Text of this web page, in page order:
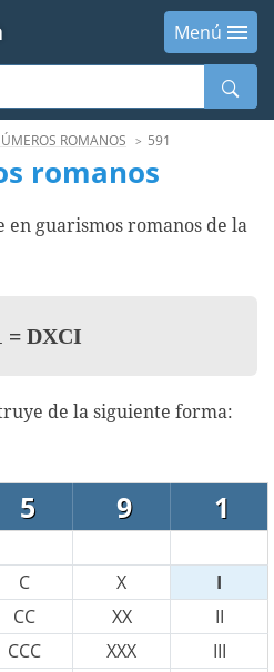
Menú
ROMANOS 591
romanos
en guarismos romanos de la
=DXCI
de la siguiente forma:
5 9 1
C X
I
CC XX
II
CCC XXX
III